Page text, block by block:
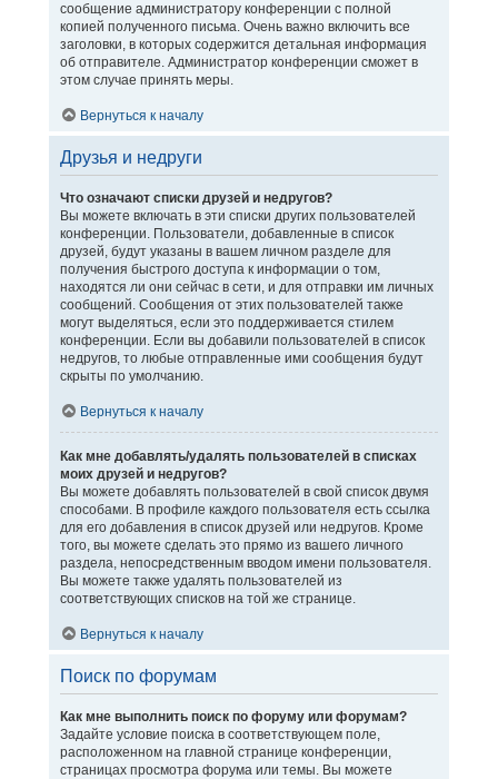
сообщение администратору конференции с полной
копией полученного письма. Очень важно включить все
заголовки, в которых содержится детальная информация
об отправителе. Администратор конференции сможет в
этом случае принять меры.
Вернуться к началу
Друзья и недруги
Что означают списки друзей и недругов?
Вы можете включать в эти списки других пользователей
конференции. Пользователи, добавленные в список
друзей, будут указаны в вашем личном разделе для
получения быстрого доступа к информации о том,
находятся ли они сейчас в сети, и для отправки им личных
сообщений. Сообщения от этих пользователей также
могут выделяться, если это поддерживается стилем
конференции. Если вы добавили пользователей в список
недругов, то любые отправленные ими сообщения будут
скрыты по умолчанию.
Вернуться к началу
Как мне добавлять/удалять пользователей в списках
моих друзей и недругов?
Вы можете добавлять пользователей в свой список двумя
способами. В профиле каждого пользователя есть ссылка
для его добавления в список друзей или недругов. Кроме
того, вы можете сделать это прямо из вашего личного
раздела, непосредственным вводом имени пользователя.
Вы можете также удалять пользователей из
соответствующих списков на той же странице.
Вернуться к началу
Поиск по форумам
Как мне выполнить поиск по форуму или форумам?
Задайте условие поиска в соответствующем поле,
расположенном на главной странице конференции,
страницах просмотра форума или темы. Вы можете